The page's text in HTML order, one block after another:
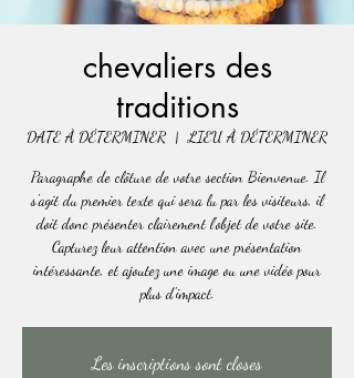
chevaliers des
traditions
DATE À DÉTERMINER
  |
LIEU À DÉTERMINER
Paragraphe de clôture de votre section Bienvenue. Il
s'agit du premier texte qui sera lu par les visiteurs, il
doit donc présenter clairement l'objet de votre site.
Capturez leur attention avec une présentation
intéressante, et ajoutez une image ou une vidéo pour
plus d'impact.
Les inscriptions sont closes